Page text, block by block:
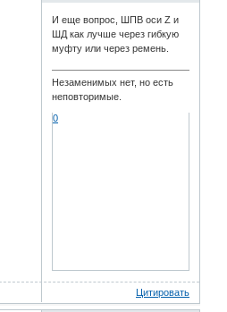
И еще вопрос, ШПВ оси Z и
ШД как лучше через гибкую
муфту или через ремень.
Незаменимых нет, но есть
неповторимые.
0
Цитировать